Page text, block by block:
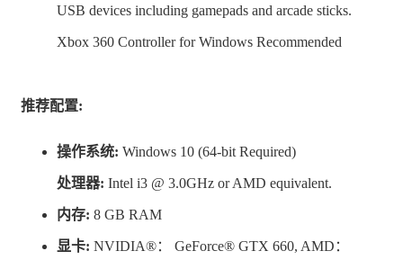
USB devices including gamepads and arcade sticks.
Xbox 360 Controller for Windows Recommended
推荐配置:
操作系统: Windows 10 (64-bit Required)
处理器: Intel i3 @ 3.0GHz or AMD equivalent.
内存: 8 GB RAM
显卡: NVIDIA®： GeForce® GTX 660, AMD：